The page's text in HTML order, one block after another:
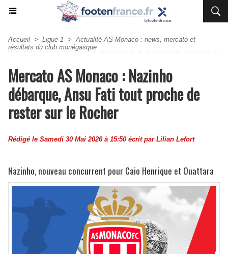
Accueil > Ligue 1 > Actualité AS Monaco : news, mercato et
résultats du club monégasque
Mercato AS Monaco : Nazinho
débarque, Ansu Fati tout proche de
rester sur le Rocher
Rédigé le Samedi 30 Mai 2026 à 15:50 écrit par Lilian Lefort
Nazinho, nouveau concurrent pour Caio Henrique et Ouattara